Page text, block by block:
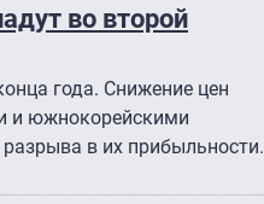
во второй
года. Снижение цен
и южнокорейскими
в их прибыльности.